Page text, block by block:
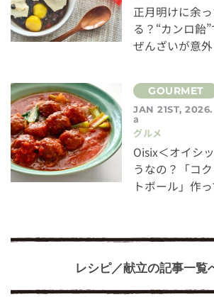
正月明けに余
る？“カンロ飴
ぜんざいが意
JAN 21ST,
a
グルメ
Oisix＜オイシ
うなの？「コ
トボール」作っ
レシピ／献立の記事一覧